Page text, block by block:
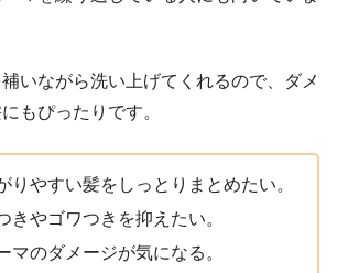
いながら洗い上げてくれるので、ダメ
もぴったりです。
りやすい髪をしっとりまとめたい。
きやゴワつきを抑えたい。
マのダメージが気になる。